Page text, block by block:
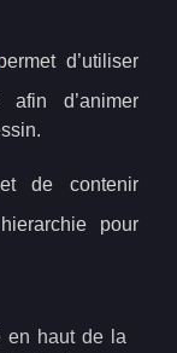
d’utiliser
d’animer
de contenir
pour
en haut de la